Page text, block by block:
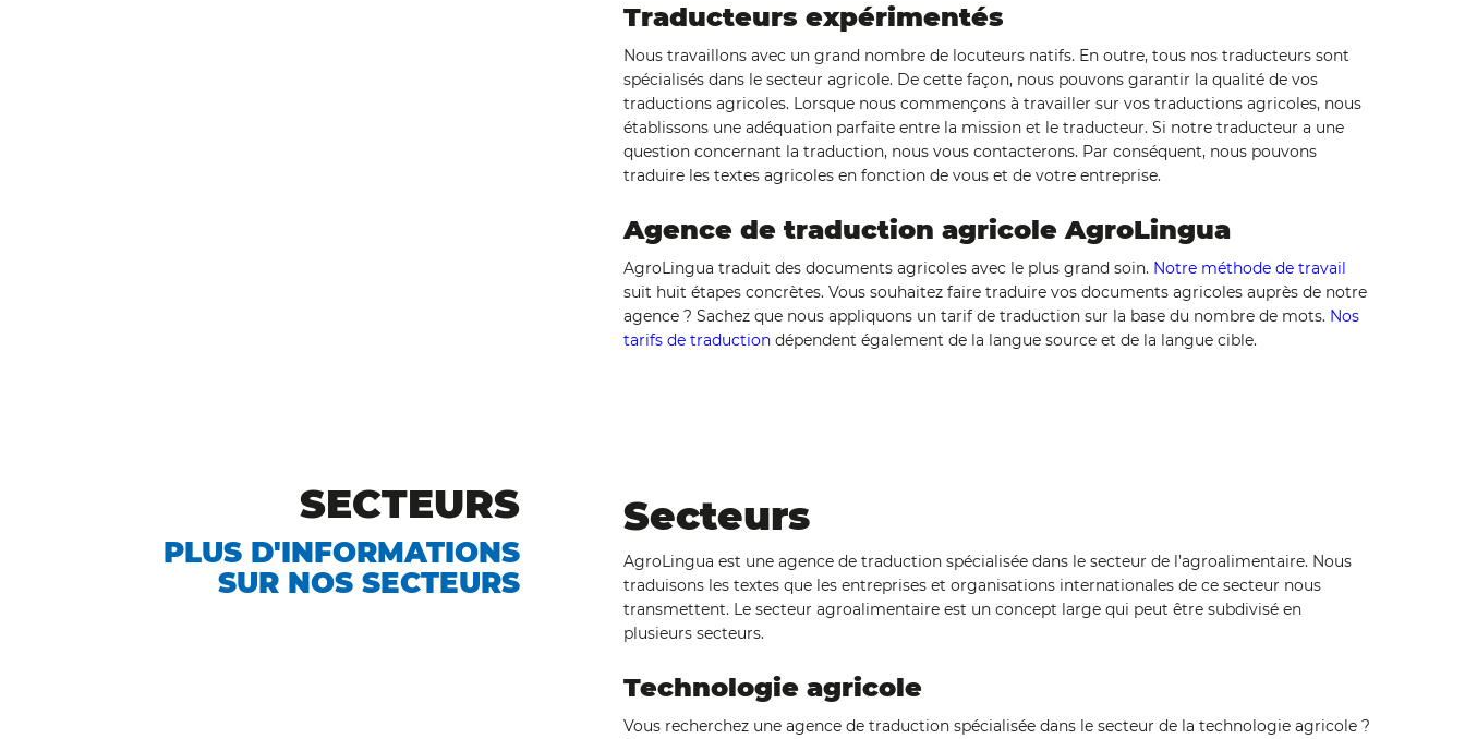
Traducteurs expérimentés
Nous travaillons avec un grand nombre de locuteurs natifs. En outre, tous nos traducteurs sont
spécialisés dans le secteur agricole. De cette façon, nous pouvons garantir la qualité de vos
traductions agricoles. Lorsque nous commençons à travailler sur vos traductions agricoles, nous
établissons une adéquation parfaite entre la mission et le traducteur. Si notre traducteur a une
question concernant la traduction, nous vous contacterons. Par conséquent, nous pouvons
traduire les textes agricoles en fonction de vous et de votre entreprise.
Agence de traduction agricole AgroLingua
AgroLingua traduit des documents agricoles avec le plus grand soin. Notre méthode de travail
suit huit étapes concrètes. Vous souhaitez faire traduire vos documents agricoles auprès de notre
agence ? Sachez que nous appliquons un tarif de traduction sur la base du nombre de mots. Nos
tarifs de traduction dépendent également de la langue source et de la langue cible.
SECTEURS
PLUS D'INFORMATIONS
SUR NOS SECTEURS
Secteurs
AgroLingua est une agence de traduction spécialisée dans le secteur de l’agroalimentaire. Nous
traduisons les textes que les entreprises et organisations internationales de ce secteur nous
transmettent. Le secteur agroalimentaire est un concept large qui peut être subdivisé en
plusieurs secteurs.
Technologie agricole
Vous recherchez une agence de traduction spécialisée dans le secteur de la technologie agricole ?